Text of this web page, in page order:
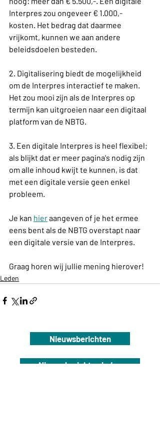
Interpres zou ongeveer € 1.000,-
kosten. Het bedrag dat daarmee
vrijkomt, kunnen we aan andere
beleidsdoelen besteden.
2. Digitalisering biedt de mogelijkheid
om de Interpres interactief te maken.
Het zou mooi zijn als de Interpres op
termijn kan uitgroeien naar een digitaal
platform van de NBTG.
3. Een digitale Interpres is heel flexibel;
als blijkt dat er meer pagina's nodig zijn
om alle inhoud kwijt te kunnen, is dat
met een digitale versie geen enkel
probleem.
Je kan hier aangeven of je het ermee
eens bent als de NBTG overstapt naar
een digitale versie van de Interpres.
Graag horen wij jullie mening hierover!
Leden
Nieuwsberichten
Nieuwsberichten leden